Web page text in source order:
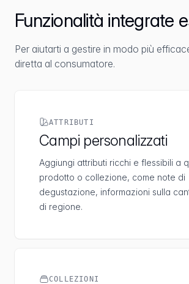
Funzionalità integrate
Per aiutarti a gestire in modo più
diretta al consumatore.
ATTRIBUTI
Campi personalizzati
Aggiungi attributi ricchi e flessibili a
prodotto o collezione, come note di
degustazione, informazioni sulla
di regione.
COLLEZIONI